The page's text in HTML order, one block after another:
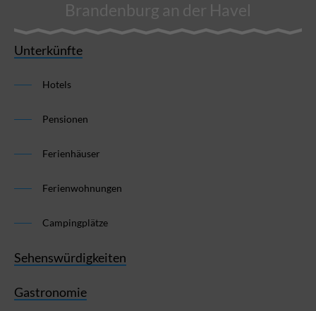
Brandenburg an der Havel
Unterkünfte
Hotels
Pensionen
Ferienhäuser
Ferienwohnungen
Campingplätze
Sehenswürdigkeiten
Gastronomie